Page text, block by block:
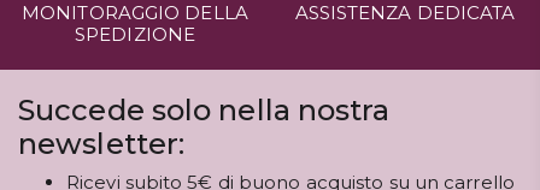
MONITORAGGIO DELLA
SPEDIZIONE
ASSISTENZA DEDICATA
Succede solo nella nostra
newsletter:
Ricevi subito 5€ di buono acquisto su un carrello